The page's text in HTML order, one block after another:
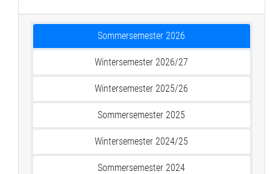
Sommersemester 2026
Wintersemester 2026/27
Wintersemester 2025/26
Sommersemester 2025
Wintersemester 2024/25
Sommersemester 2024